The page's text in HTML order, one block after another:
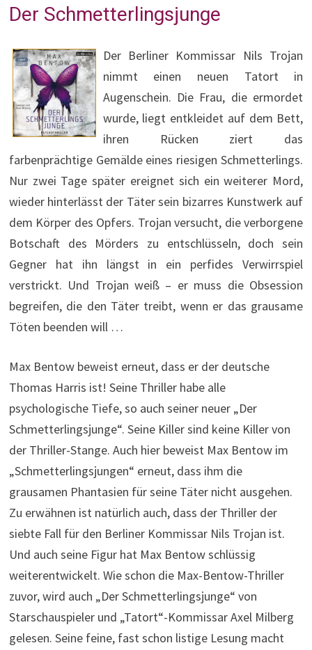
Der Schmetterlingsjunge
Der Berliner Kommissar Nils Trojan
nimmt einen neuen Tatort in
Augenschein. Die Frau, die ermordet
wurde, liegt entkleidet auf dem Bett,
ihren Rücken ziert das
farbenprächtige Gemälde eines riesigen Schmetterlings.
Nur zwei Tage später ereignet sich ein weiterer Mord,
wieder hinterlässt der Täter sein bizarres Kunstwerk auf
dem Körper des Opfers. Trojan versucht, die verborgene
Botschaft des Mörders zu entschlüsseln, doch sein
Gegner hat ihn längst in ein perfides Verwirrspiel
verstrickt. Und Trojan weiß – er muss die Obsession
begreifen, die den Täter treibt, wenn er das grausame
Töten beenden will …
Max Bentow beweist erneut, dass er der deutsche
Thomas Harris ist! Seine Thriller habe alle
psychologische Tiefe, so auch seiner neuer „Der
Schmetterlingsjunge“. Seine Killer sind keine Killer von
der Thriller-Stange. Auch hier beweist Max Bentow im
„Schmetterlingsjungen“ erneut, dass ihm die
grausamen Phantasien für seine Täter nicht ausgehen.
Zu erwähnen ist natürlich auch, dass der Thriller der
siebte Fall für den Berliner Kommissar Nils Trojan ist.
Und auch seine Figur hat Max Bentow schlüssig
weiterentwickelt. Wie schon die Max-Bentow-Thriller
zuvor, wird auch „Der Schmetterlingsjunge“ von
Starschauspieler und „Tatort“-Kommissar Axel Milberg
gelesen. Seine feine, fast schon listige Lesung macht